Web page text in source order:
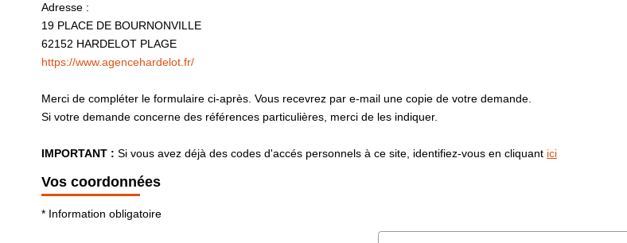
Adresse :
19 PLACE DE BOURNONVILLE
62152 HARDELOT PLAGE
https://www.agencehardelot.fr/
Merci de compléter le formulaire ci-après. Vous recevrez par e-mail une copie de votre demande.
Si votre demande concerne des références particulières, merci de les indiquer.
IMPORTANT : Si vous avez déjà des codes d'accés personnels à ce site, identifiez-vous en cliquant ici
Vos coordonnées
* Information obligatoire